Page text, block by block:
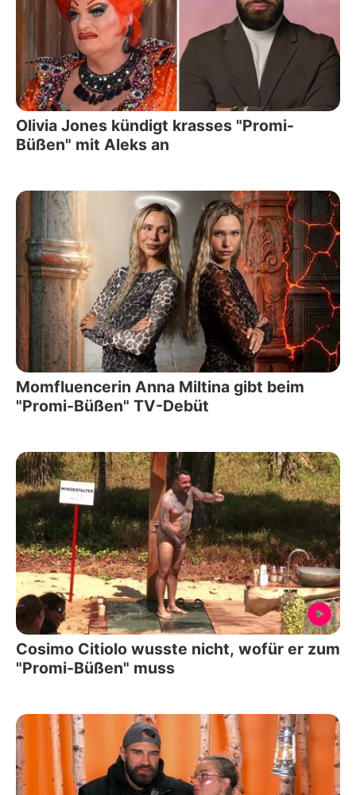
Olivia Jones kündigt krasses "Promi-
Büßen" mit Aleks an
Momfluencerin Anna Miltina gibt beim
"Promi-Büßen" TV-Debüt
Cosimo Citiolo wusste nicht, wofür er zum
"Promi-Büßen" muss